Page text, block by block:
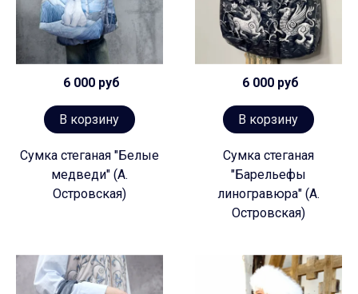
6 000 руб
В корзину
Сумка стеганая "Белые
медведи" (А.
Островская)
6 000 руб
В корзину
Сумка стеганая
"Барельефы
линогравюра" (А.
Островская)